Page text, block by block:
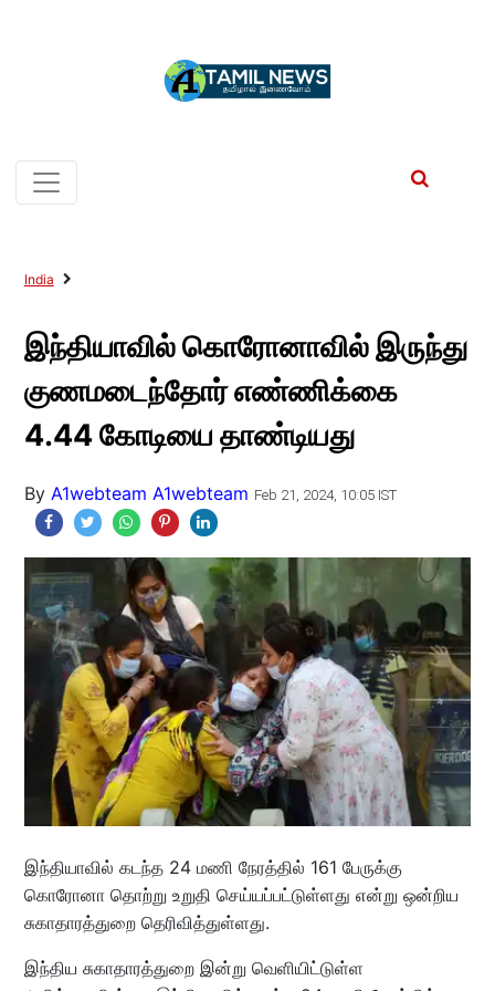
India
இந்தியாவில் கொரோனாவில் இருந்து
குணமடைந்தோர் எண்ணிக்கை
4.44 கோடியை தாண்டியது
By A1webteam A1webteam Feb 21, 2024, 10:05 IST
இந்தியாவில் கடந்த 24 மணி நேரத்தில் 161 பேருக்கு
கொரோனா தொற்று உறுதி செய்யப்பட்டுள்ளது என்று ஒன்றிய
சுகாதாரத்துறை தெரிவித்துள்ளது.
இந்திய சுகாதாரத்துறை இன்று வெளியிட்டுள்ள